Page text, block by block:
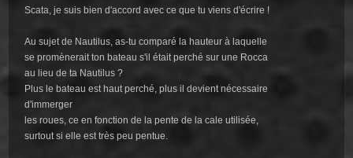
Scata, je suis bien d'accord avec ce que tu viens d'écrire !
Au sujet de Nautilus, as-tu comparé la hauteur à laquelle
se promènerait ton bateau s'il était perché sur une Rocca
au lieu de ta Nautilus ?
Plus le bateau est haut perché, plus il devient nécessaire
d'immerger
les roues, ce en fonction de la pente de la cale utilisée,
surtout si elle est très peu pentue.